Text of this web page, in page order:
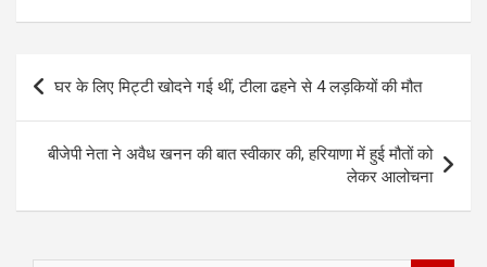
Post
navigation
घर के लिए मिट्टी खोदने गई थीं, टीला ढहने से 4 लड़कियों की मौत
बीजेपी नेता ने अवैध खनन की बात स्वीकार की, हरियाणा में हुई मौतों को
लेकर आलोचना